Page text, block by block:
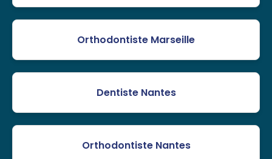
Orthodontiste Marseille
Dentiste Nantes
Orthodontiste Nantes